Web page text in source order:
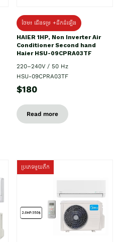
ថែម៖ ជើងទម្រ +ដឹកដំឡើង
HAIER 1HP, Non Inverter Air
Conditioner Second hand
Haier HSU-09CPRA03TF
220–240V / 50 Hz
HSU-09CPRA03TF
$180
Read more
ប្រភេទមួយតឹក